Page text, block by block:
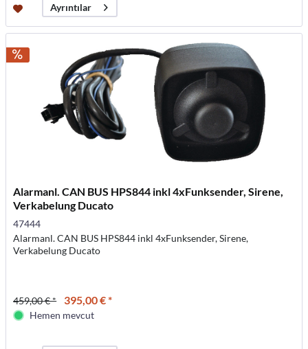
Ayrıntılar
Alarmanl. CAN BUS HPS844 inkl 4xFunksender, Sirene,
Verkabelung Ducato
47444
Alarmanl. CAN BUS HPS844 inkl 4xFunksender, Sirene,
Verkabelung Ducato
459,00 € * 395,00 € *
Hemen mevcut